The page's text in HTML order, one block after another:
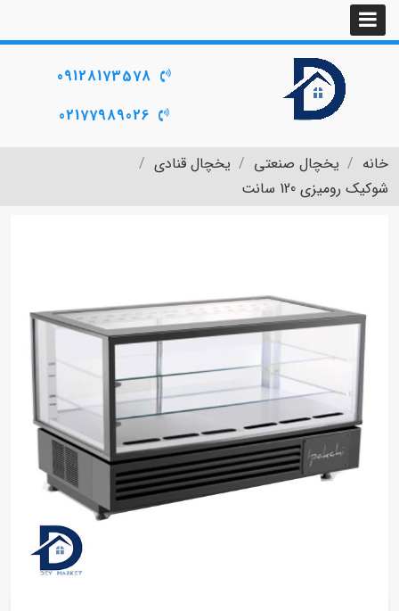
09128173578
02177989026
خانه یخچال صنعتی
یخچال قنادی
شوکیک رومیزی 120 سانت